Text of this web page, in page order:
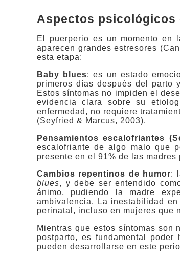
Aspectos psicológicos
El puerperio es un momento en
aparecen grandes estresores
esta etapa:
Baby blues: es un estado
primeros días después del parto
Estos síntomas no impiden el
evidencia clara sobre su
enfermedad, no requiere
(Seyfried & Marcus, 2003).
Pensamientos escalofriantes
escalofriante de algo malo que
presente en el 91% de las
Cambios repentinos de humor:
blues, y debe ser entendido
ánimo, pudiendo la madre
ambivalencia. La inestabilidad
perinatal, incluso en mujeres que
Mientras que estos síntomas son
postparto, es fundamental
pueden desarrollarse en este